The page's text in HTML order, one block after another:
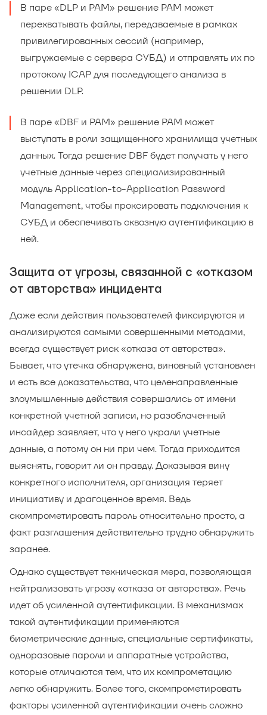
В паре «DLP и PAM» решение PAM может
перехватывать файлы, передаваемые в рамках
привилегированных сессий (например,
выгружаемые с сервера СУБД) и отправлять их по
протоколу ICAP для последующего анализа в
решении DLP.
В паре «DBF и PAM» решение PAM может
выступать в роли защищенного хранилища учетных
данных. Тогда решение DBF будет получать у него
учетные данные через специализированный
модуль Application-to-Application Password
Management, чтобы проксировать подключения к
СУБД и обеспечивать сквозную аутентификацию в
ней.
Защита от угрозы, связанной с «отказом
от авторства» инцидента
Даже если действия пользователей фиксируются и
анализируются самыми совершенными методами,
всегда существует риск «отказа от авторства».
Бывает, что утечка обнаружена, виновный установлен
и есть все доказательства, что целенаправленные
злоумышленные действия совершались от имени
конкретной учетной записи, но разоблаченный
инсайдер заявляет, что у него украли учетные
данные, а потому он ни при чем. Тогда приходится
выяснять, говорит ли он правду. Доказывая вину
конкретного исполнителя, организация теряет
инициативу и драгоценное время. Ведь
скомпрометировать пароль относительно просто, а
факт разглашения действительно трудно обнаружить
заранее.
Однако существует техническая мера, позволяющая
нейтрализовать угрозу «отказа от авторства». Речь
идет об усиленной аутентификации. В механизмах
такой аутентификации применяются
биометрические данные, специальные сертификаты,
одноразовые пароли и аппаратные устройства,
которые отличаются тем, что их компрометацию
легко обнаружить. Более того, скомпрометировать
факторы усиленной аутентификации очень сложно